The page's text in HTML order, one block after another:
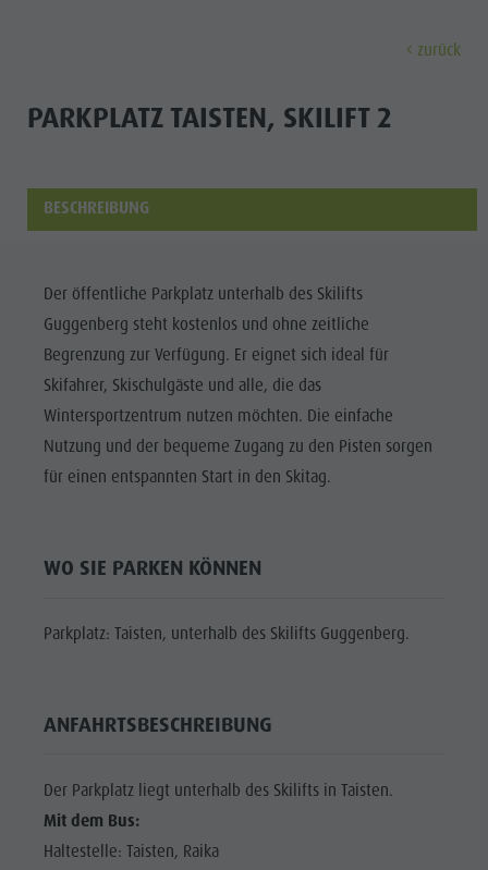
FERIENORTE
SEHENSWÜRDIGKEITEN
FAMILIE &
KINDER
Bars &
Restaurants
Cook the
Das
Dolomiten UNESCO
Sehenswürdigkeiten
Events
Kultur
Sehenswürdigkeiten
Bars & Restaurants
Cook the Mountain
Naturparks
Südtirol
Guide A-Z
Der Kronplatz
Radfahren
Paragleiten & Tandemfliegen
Weitere Aktivitäten
Ferienprogramme
Angebote
Mobilität vor Ort
Kontakt
Webcams
Wetter
Kronplatz Doctor Service
zurück
PARKPLATZ TAISTEN, SKILIFT 2
BESCHREIBUNG
Der öffentliche Parkplatz unterhalb des Skilifts
Guggenberg steht kostenlos und ohne zeitliche
Begrenzung zur Verfügung. Er eignet sich ideal für
Skifahrer, Skischulgäste und alle, die das
Wintersportzentrum nutzen möchten. Die einfache
Nutzung und der bequeme Zugang zu den Pisten sorgen
für einen entspannten Start in den Skitag.
WO SIE PARKEN KÖNNEN
Parkplatz: Taisten, unterhalb des Skilifts Guggenberg.
ANFAHRTSBESCHREIBUNG
Der Parkplatz liegt unterhalb des Skilifts in Taisten.
Mit dem Bus:
Haltestelle: Taisten, Raika